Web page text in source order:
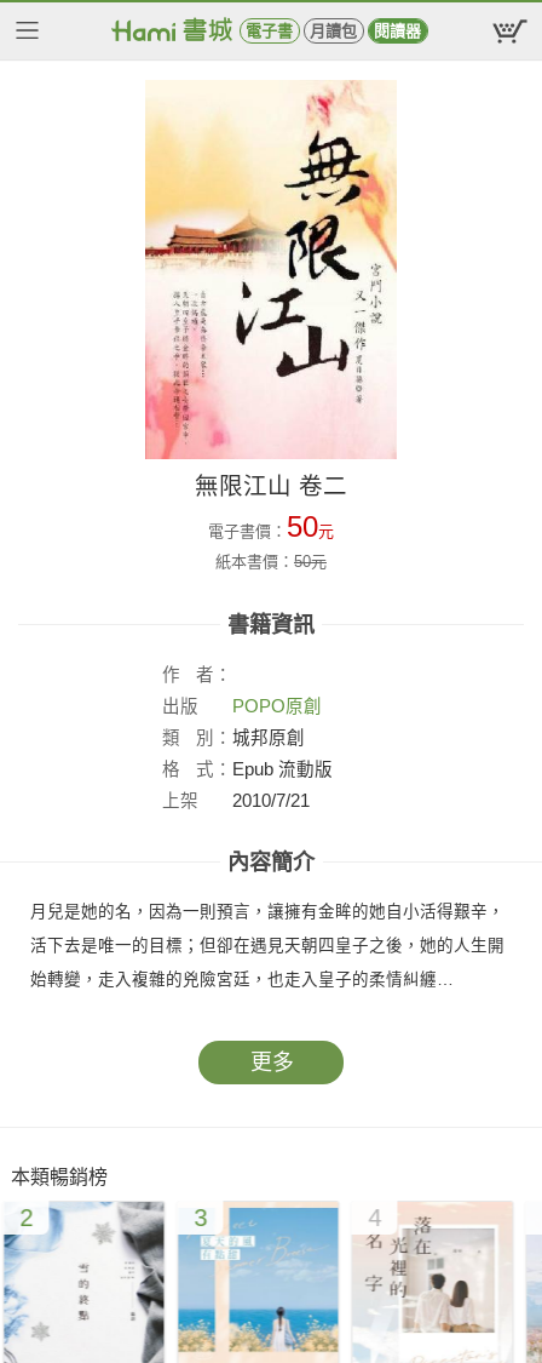
電子書 月讀包 閱讀器
無限江山 卷二
電子書價： 50元
紙本書價： 50元
書籍資訊
作
者：
出版
社：
POPO原創
類
別： 城邦原創
格
式： Epub 流動版
上架
2010/7/21
內容簡介
月兒是她的名，因為一則預言，讓擁有金眸的她自小活得艱辛，
活下去是唯一的目標；但卻在遇見天朝四皇子之後，她的人生開
始轉變，走入複雜的兇險宮廷，也走入皇子的柔情糾纏…
更多
本類暢銷榜
2 3 4